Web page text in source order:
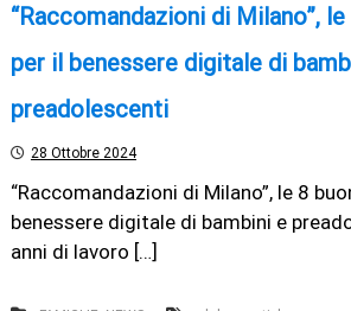
“Raccomandazioni di Milano”,
per il benessere digitale di
preadolescenti
28 Ottobre 2024
“Raccomandazioni di Milano”, le 8
benessere digitale di bambini e
anni di lavoro […]